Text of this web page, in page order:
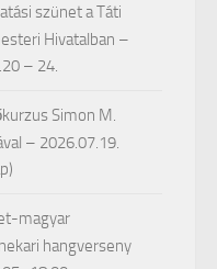
szünet a Táti
Hivatalban –
– 24.
Simon M.
– 2026.07.19.
magyar
hangverseny